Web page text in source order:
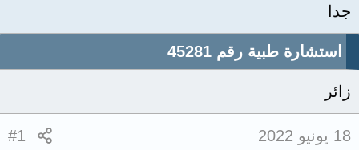
جدا
استشارة طبية رقم 45281
زائر
18 يونيو 2022 #1